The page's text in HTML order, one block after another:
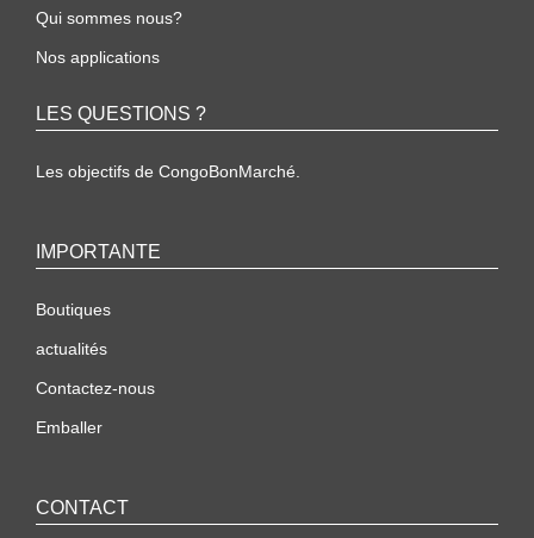
Qui sommes nous?
Nos applications
LES QUESTIONS ?
Les objectifs de CongoBonMarché.
IMPORTANTE
Boutiques
actualités
Contactez-nous
Emballer
CONTACT